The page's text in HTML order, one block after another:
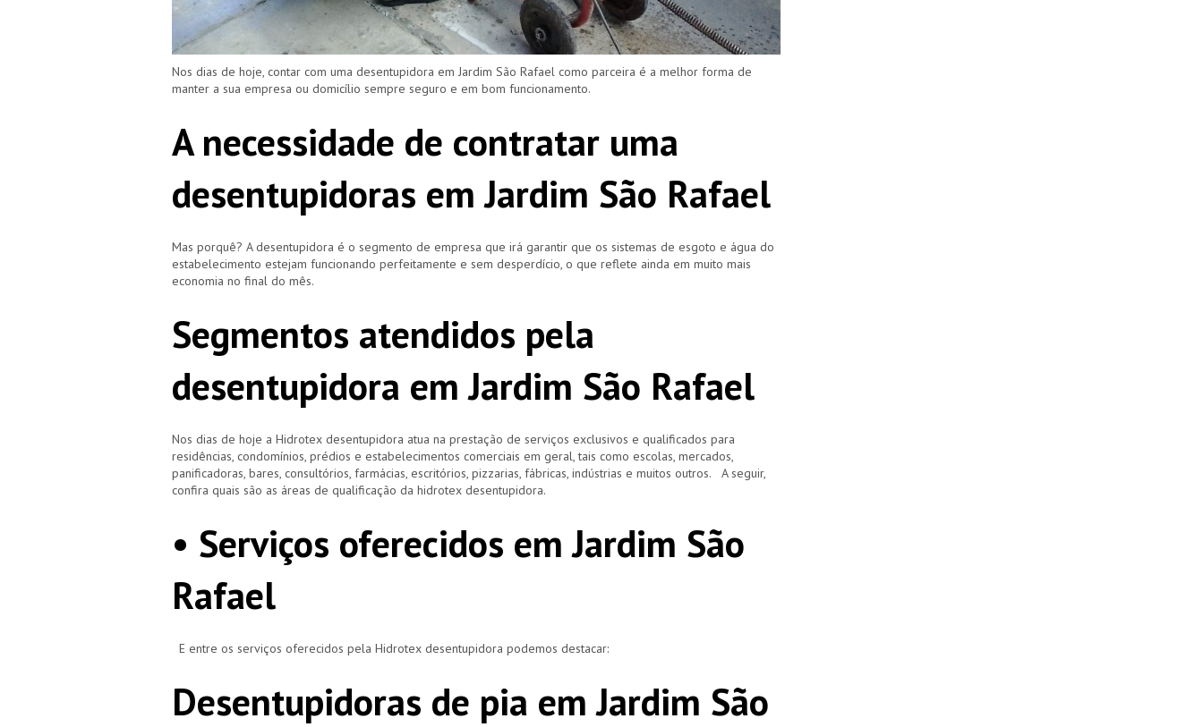
Nos dias de hoje, contar com uma desentupidora em Jardim São Rafael como parceira é a melhor forma de
manter a sua empresa ou domicílio sempre seguro e em bom funcionamento.
A necessidade de contratar uma
desentupidoras em Jardim São Rafael
Mas porquê? A desentupidora é o segmento de empresa que irá garantir que os sistemas de esgoto e água do
estabelecimento estejam funcionando perfeitamente e sem desperdício, o que reflete ainda em muito mais
economia no final do mês.
Segmentos atendidos pela
desentupidora em Jardim São Rafael
Nos dias de hoje a Hidrotex desentupidora atua na prestação de serviços exclusivos e qualificados para
residências, condomínios, prédios e estabelecimentos comerciais em geral, tais como escolas, mercados,
panificadoras, bares, consultórios, farmácias, escritórios, pizzarias, fábricas, indústrias e muitos outros. A seguir,
confira quais são as áreas de qualificação da hidrotex desentupidora.
• Serviços oferecidos em Jardim São
Rafael
E entre os serviços oferecidos pela Hidrotex desentupidora podemos destacar:
Desentupidoras de pia em Jardim São